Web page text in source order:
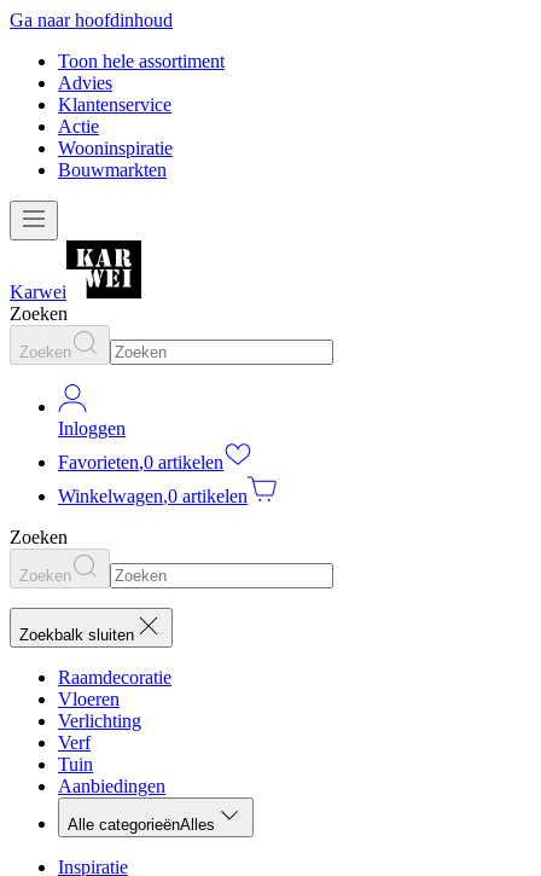
Ga naar hoofdinhoud
Toon hele assortiment
Advies
Klantenservice
Actie
Wooninspiratie
Bouwmarkten
Karwei
Zoeken
Zoeken
Inloggen
Favorieten,0 artikelen
Winkelwagen,0 artikelen
Zoeken
Zoeken
Zoekbalk sluiten
Raamdecoratie
Vloeren
Verlichting
Verf
Tuin
Aanbiedingen
Alle categorieënAlles
Inspiratie